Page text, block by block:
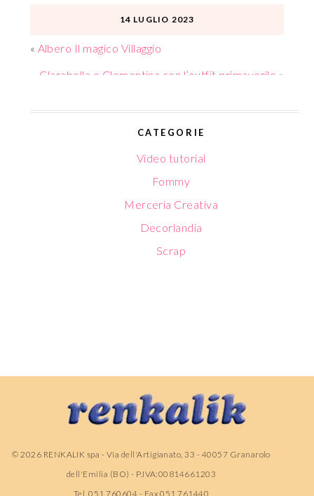
14 LUGLIO 2023
« Albero Il magico Villaggio
Clarabella e Clementina con l’outfit primaverile »
CATEGORIE
Video tutorial
Fommy
Merceria Creativa
Decorlandia
Scrap
© 2026 RENKALIK spa - Via dell'Artigianato, 33 - 40057 Granarolo
dell'Emilia (BO) - P.IVA:00814661203
Tel. 051 760604 - Fax 051 761440